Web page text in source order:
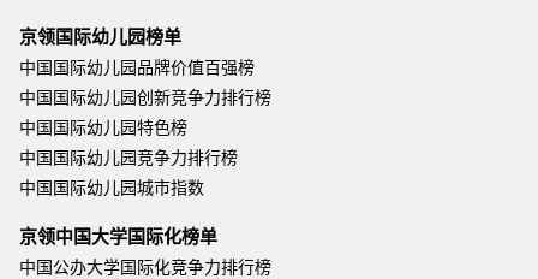
京领国际幼儿园榜单
中国国际幼儿园品牌价值百强榜
中国国际幼儿园创新竞争力排行榜
中国国际幼儿园特色榜
中国国际幼儿园竞争力排行榜
中国国际幼儿园城市指数
京领中国大学国际化榜单
中国公办大学国际化竞争力排行榜